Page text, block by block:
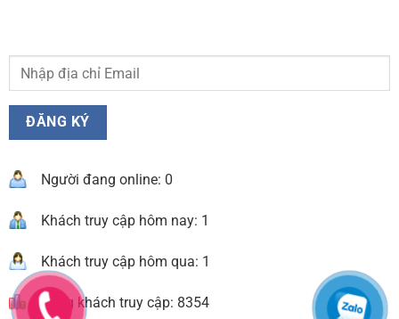
Người đang online: 0
Khách truy cập hôm nay: 1
Khách truy cập hôm qua: 1
Tổng khách truy cập: 8354